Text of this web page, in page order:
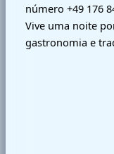
número +49 176
Vive uma noite
gastronomia e